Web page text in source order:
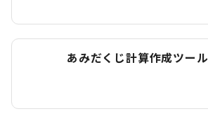
あみだくじ計算作成ツール